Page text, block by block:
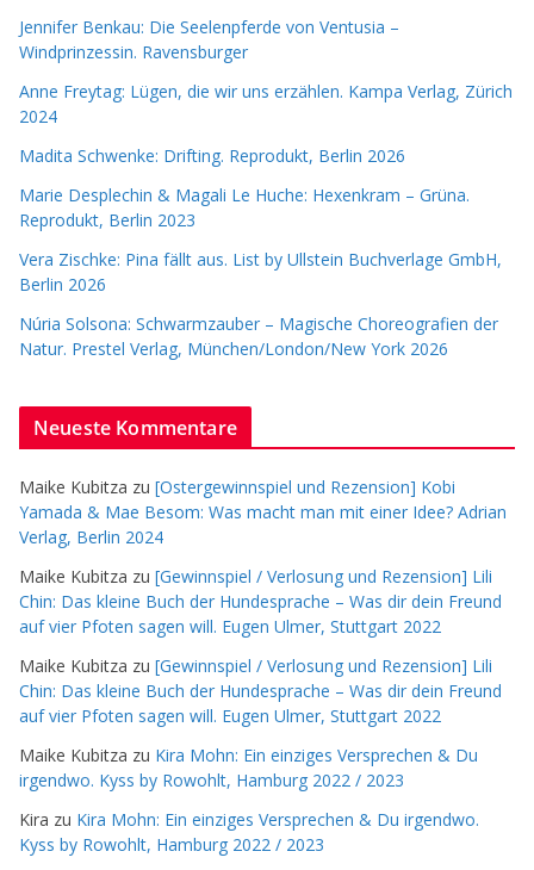
Jennifer Benkau: Die Seelenpferde von Ventusia –
Windprinzessin. Ravensburger
Anne Freytag: Lügen, die wir uns erzählen. Kampa Verlag, Zürich
2024
Madita Schwenke: Drifting. Reprodukt, Berlin 2026
Marie Desplechin & Magali Le Huche: Hexenkram – Grüna.
Reprodukt, Berlin 2023
Vera Zischke: Pina fällt aus. List by Ullstein Buchverlage GmbH,
Berlin 2026
Núria Solsona: Schwarmzauber – Magische Choreografien der
Natur. Prestel Verlag, München/London/New York 2026
Neueste Kommentare
Maike Kubitza zu [Ostergewinnspiel und Rezension] Kobi
Yamada & Mae Besom: Was macht man mit einer Idee? Adrian
Verlag, Berlin 2024
Maike Kubitza zu [Gewinnspiel / Verlosung und Rezension] Lili
Chin: Das kleine Buch der Hundesprache – Was dir dein Freund
auf vier Pfoten sagen will. Eugen Ulmer, Stuttgart 2022
Maike Kubitza zu [Gewinnspiel / Verlosung und Rezension] Lili
Chin: Das kleine Buch der Hundesprache – Was dir dein Freund
auf vier Pfoten sagen will. Eugen Ulmer, Stuttgart 2022
Maike Kubitza zu Kira Mohn: Ein einziges Versprechen & Du
irgendwo. Kyss by Rowohlt, Hamburg 2022 / 2023
Kira zu Kira Mohn: Ein einziges Versprechen & Du irgendwo.
Kyss by Rowohlt, Hamburg 2022 / 2023